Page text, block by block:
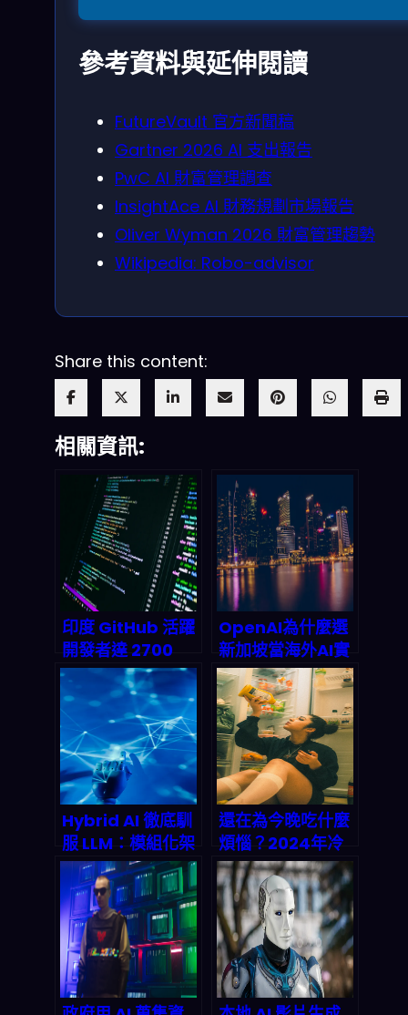
參考資料與延伸閱讀
FutureVault 官方新聞稿
Gartner 2026 AI 支出報告
PwC AI 財富管理調查
InsightAce AI 財務規劃市場報告
Oliver Wyman 2026 財富管理趨勢
Wikipedia: Robo-advisor
Share this content:
相關資訊:
印度 GitHub 活躍
開發者達 2700
萬：2026 開源版
圖怎麼重排？對產
業鏈的長尾衝擊
OpenAI為什麼選
新加坡當海外AI實
驗室據點？3個不
為人知的商業佈局
解析
Hybrid AI 徹底馴
服 LLM：模組化架
構如何終結大型語
言模型的幻覺亂象
還在為今晚吃什麼
煩惱？2024年冷
冻食材大作战：用
对方法，晚餐决策
不再难